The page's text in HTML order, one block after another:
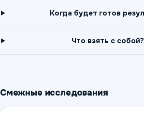
Когда будет готов
Что взять с собой?
Смежные исследования